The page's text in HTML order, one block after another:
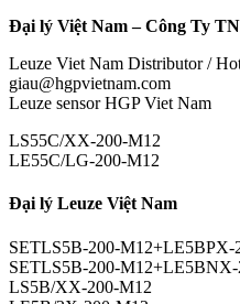
Đại lý Việt Nam – Công Ty
Leuze Viet Nam Distributor /
giau@hgpvietnam.com
Leuze sensor HGP Viet Nam
LS55C/XX-200-M12
LE55C/LG-200-M12
Đại lý Leuze Việt Nam
SETLS5B-200-M12+LE5BPX-
SETLS5B-200-M12+LE5BNX-
LS5B/XX-200-M12